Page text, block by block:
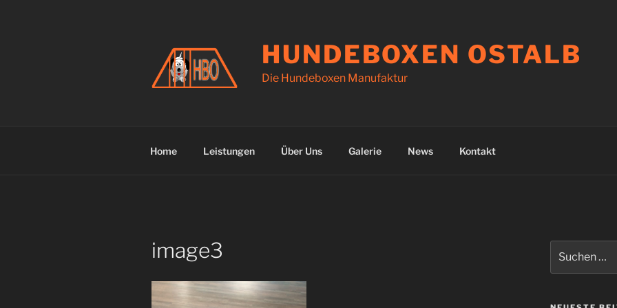
HUNDEBOXEN OSTALB
Die Hundeboxen Manufaktur
Home Leistungen Über Uns Galerie News Kontakt
image3
nach: